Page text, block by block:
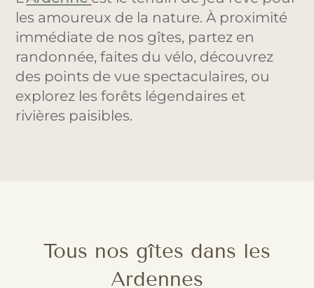
les amoureux de la nature. À proximité
immédiate de nos gîtes, partez en
randonnée, faites du vélo, découvrez
des points de vue spectaculaires, ou
explorez les forêts légendaires et
rivières paisibles.
Tous nos gîtes dans les
Ardennes